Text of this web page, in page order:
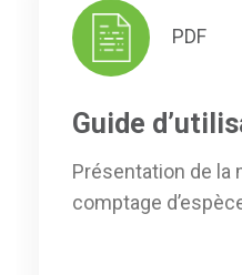
PDF
Guide
Présentation de la
comptage